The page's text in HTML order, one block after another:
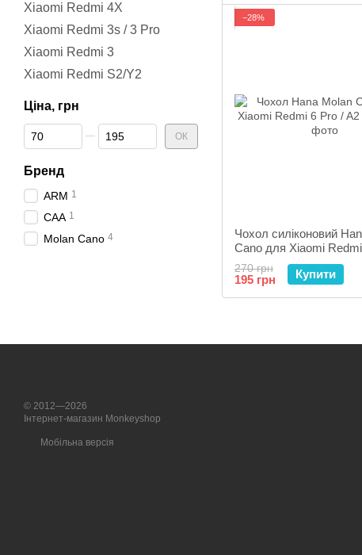
−28%
Чохол силіконовий
Cano для Xiaomi
Mi A2 Lite Black
270 грн
195 грн Купити
Xiaomi Redmi 4X
Xiaomi Redmi 3s / 3 Pro
Xiaomi Redmi 3
Xiaomi Redmi S2/Y2
Ціна, грн
Від Ціна, грн
До Ціна, грн ОК
Бренд
ARM 1
CAA 1
Molan Cano 4
© 2012—2026
Інтернет-магазин Monkeyshop
Мобільна версія